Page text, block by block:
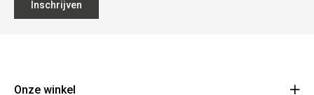
Inschrijven
Onze winkel